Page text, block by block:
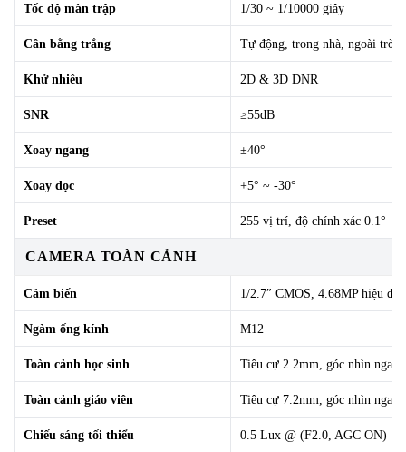
Tốc độ màn trập 1/30 ~ 1/10000 giây
Cân bằng trắng Tự động, trong nhà, ngoài trời,
Khử nhiễu 2D & 3D DNR
SNR ≥55dB
Xoay ngang ±40°
Xoay dọc +5° ~ -30°
Preset 255 vị trí, độ chính xác 0.1°
CAMERA TOÀN CẢNH
Cảm biến 1/2.7″ CMOS, 4.68MP hiệu
Ngàm ống kính M12
Toàn cảnh học sinh Tiêu cự 2.2mm, góc nhìn ngang
Toàn cảnh giáo viên Tiêu cự 7.2mm, góc nhìn
Chiếu sáng tối thiểu 0.5 Lux @ (F2.0, AGC ON)